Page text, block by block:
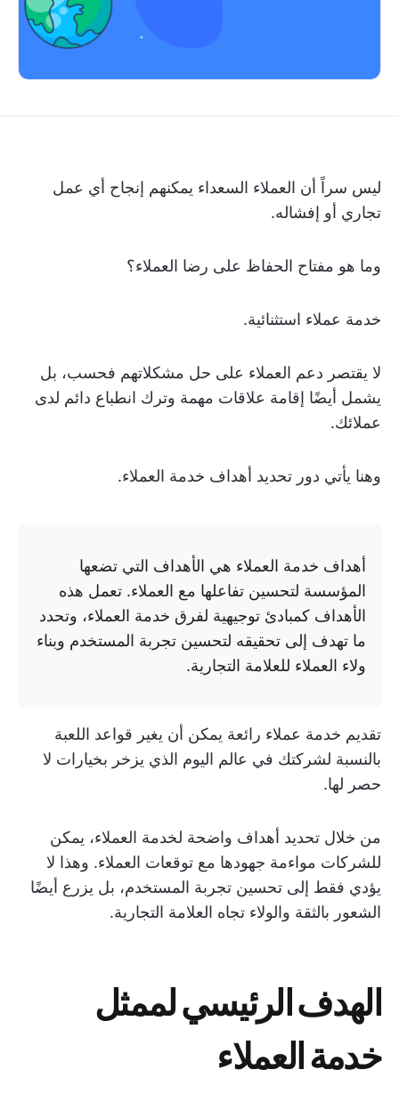
ليس سراً أن العملاء السعداء يمكنهم إنجاح أي عمل
تجاري أو إفشاله.
وما هو مفتاح الحفاظ على رضا العملاء؟
خدمة عملاء استثنائية.
لا يقتصر دعم العملاء على حل مشكلاتهم فحسب، بل
يشمل أيضًا إقامة علاقات مهمة وترك انطباع دائم لدى
عملائك.
وهنا يأتي دور تحديد أهداف خدمة العملاء.
أهداف خدمة العملاء هي الأهداف التي تضعها
المؤسسة لتحسين تفاعلها مع العملاء. تعمل هذه
الأهداف كمبادئ توجيهية لفرق خدمة العملاء، وتحدد
ما تهدف إلى تحقيقه لتحسين تجربة المستخدم وبناء
ولاء العملاء للعلامة التجارية.
تقديم خدمة عملاء رائعة يمكن أن يغير قواعد اللعبة
بالنسبة لشركتك في عالم اليوم الذي يزخر بخيارات لا
حصر لها.
من خلال تحديد أهداف واضحة لخدمة العملاء، يمكن
للشركات مواءمة جهودها مع توقعات العملاء. وهذا لا
يؤدي فقط إلى تحسين تجربة المستخدم، بل يزرع أيضًا
الشعور بالثقة والولاء تجاه العلامة التجارية.
الهدف الرئيسي لممثل
خدمة العملاء